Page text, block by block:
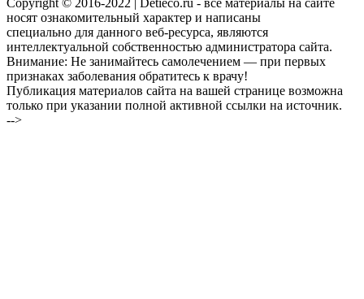
носят ознакомительный характер и написаны
специально для данного веб-ресурса, являются
интеллектуальной собственностью администратора сайта.
Внимание: Не занимайтесь самолечением — при первых
признаках заболевания обратитесь к врачу!
Публикация материалов сайта на вашей странице возможна
только при указании полной активной ссылки на источник.
-->